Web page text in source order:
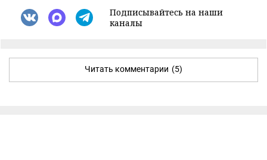
Подписывайтесь на наши
каналы
Читать комментарии (5)